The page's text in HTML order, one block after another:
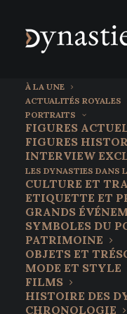
À LA UNE
ACTUALITÉS ROYALES
PORTRAITS
FIGURES
FIGURES
INTERVIEW
LES DYNASTIES DANS
CULTURE ET
ETIQUETTE ET
GRANDS
SYMBOLES DU
PATRIMOINE
OBJETS ET
MODE ET STYLE
FILMS
HISTOIRE DES
CHRONOLOGIE
25 juin 2026
L’Iran à
confidences